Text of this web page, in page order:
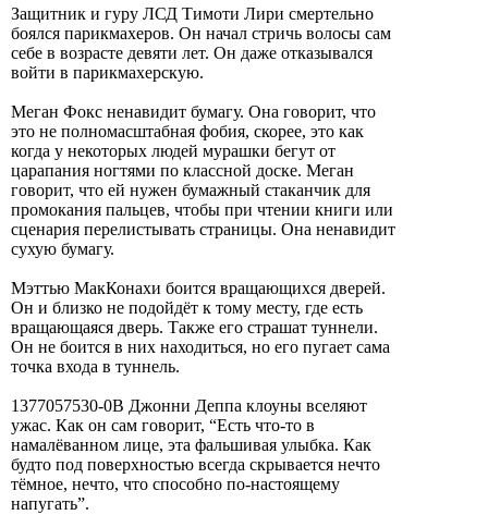
Защитник и гуру ЛСД Тимоти Лири смертельно
боялся парикмахеров. Он начал стричь волосы сам
себе в возрасте девяти лет. Он даже отказывался
войти в парикмахерскую.
Меган Фокс ненавидит бумагу. Она говорит, что
это не полномасштабная фобия, скорее, это как
когда у некоторых людей мурашки бегут от
царапания ногтями по классной доске. Меган
говорит, что ей нужен бумажный стаканчик для
промокания пальцев, чтобы при чтении книги или
сценария перелистывать страницы. Она ненавидит
сухую бумагу.
Мэттью МакКонахи боится вращающихся дверей.
Он и близко не подойдёт к тому месту, где есть
вращающаяся дверь. Также его страшат туннели.
Он не боится в них находиться, но его пугает сама
точка входа в туннель.
1377057530-0В Джонни Деппа клоуны вселяют
ужас. Как он сам говорит, “Есть что-то в
намалёванном лице, эта фальшивая улыбка. Как
будто под поверхностью всегда скрывается нечто
тёмное, нечто, что способно по-настоящему
напугать”.